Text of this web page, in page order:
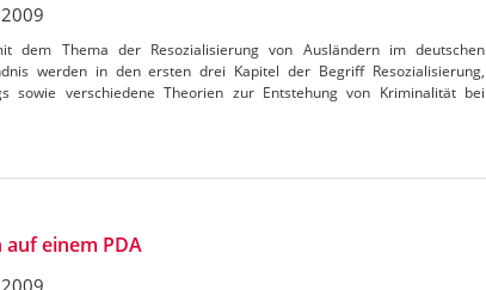
dem Thema der Resozialisierung von Ausländern im deutschen
werden in den ersten drei Kapitel der Begriff Resozialisierung,
sowie verschiedene Theorien zur Entstehung von Kriminalität bei
einem PDA